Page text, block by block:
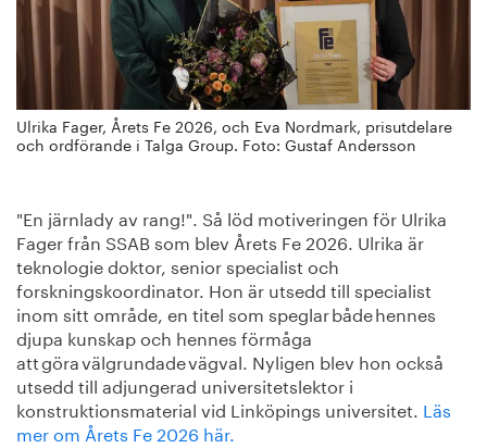
Ulrika Fager, Årets Fe 2026, och Eva Nordmark, prisutdelare
och ordförande i Talga Group. Foto: Gustaf Andersson
"En järnlady av rang!". Så löd motiveringen för Ulrika
Fager från SSAB som blev Årets Fe 2026. Ulrika är
teknologie doktor, senior specialist och
forskningskoordinator. Hon är utsedd till specialist
inom sitt område, en titel som speglar både hennes
djupa kunskap och hennes förmåga
att göra välgrundade vägval. Nyligen blev hon också
utsedd till adjungerad universitetslektor i
konstruktionsmaterial vid Linköpings universitet. Läs
mer om Årets Fe 2026 här.